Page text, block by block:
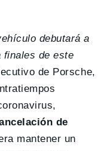
debutará a
finales de este
de Porsche,
de
mantener un